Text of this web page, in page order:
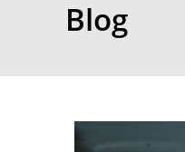
Blog